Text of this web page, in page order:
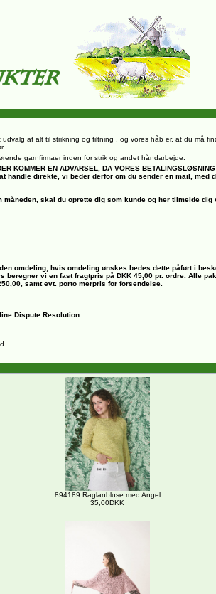
af alt til strikning og filtning , og vores håb er, at du må
garnfirmaer inden for strik og andet håndarbejde:
KOMMER EN ADVARSEL, DA VORES
direkte, vi beder derfor om du sender en mail, med
skal du oprette dig som kunde og her tilmelde dig
omdeling, hvis omdeling ønskes bedes dette påført i
vi en fast fragtpris på DKK 45,00 pr. ordre. Alle
samt evt. porto merpris for forsendelse.
Dispute Resolution
894189 Raglanbluse med Angel
35,00DKK